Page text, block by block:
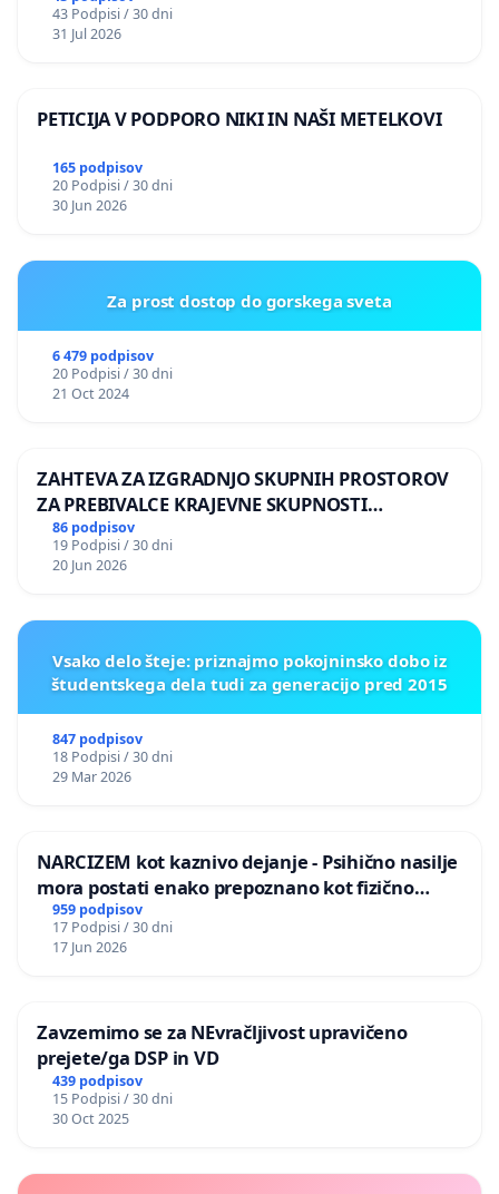
43 Podpisi / 30 dni
31 Jul 2026
PETICIJA V PODPORO NIKI IN NAŠI METELKOVI
165 podpisov
20 Podpisi / 30 dni
30 Jun 2026
Za prost dostop do gorskega sveta
6 479 podpisov
20 Podpisi / 30 dni
21 Oct 2024
ZAHTEVA ZA IZGRADNJO SKUPNIH PROSTOROV
ZA PREBIVALCE KRAJEVNE SKUPNOSTI
PRESTRANEK
86 podpisov
19 Podpisi / 30 dni
20 Jun 2026
Vsako delo šteje: priznajmo pokojninsko dobo iz
študentskega dela tudi za generacijo pred 2015
847 podpisov
18 Podpisi / 30 dni
29 Mar 2026
NARCIZEM kot kaznivo dejanje - Psihično nasilje
mora postati enako prepoznano kot fizično
nasilje
959 podpisov
17 Podpisi / 30 dni
17 Jun 2026
Zavzemimo se za NEvračljivost upravičeno
prejete/ga DSP in VD
439 podpisov
15 Podpisi / 30 dni
30 Oct 2025